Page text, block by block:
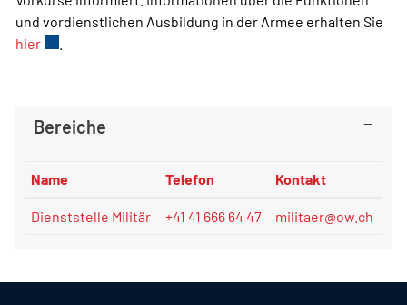
und vordienstlichen Ausbildung in der Armee erhalten Sie
hier
Bereiche
Name Telefon Kontakt
Dienststelle Militär +41 41 666 64 47 militaer@ow.ch